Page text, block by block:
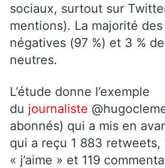
sociaux, surtout sur
mentions). La majorité
négatives (97 %) et 3 %
neutres.
L’étude donne l’exemple
du journaliste
abonnés) qui a mis en
qui a reçu 1 883 retweets,
« j’aime » et 119